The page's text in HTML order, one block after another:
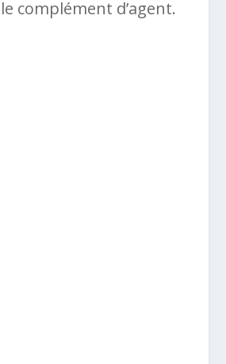
complément d’agent.